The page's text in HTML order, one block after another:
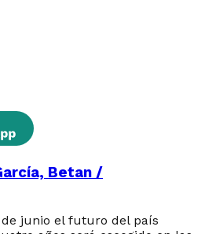
Betan /
junio el futuro del país